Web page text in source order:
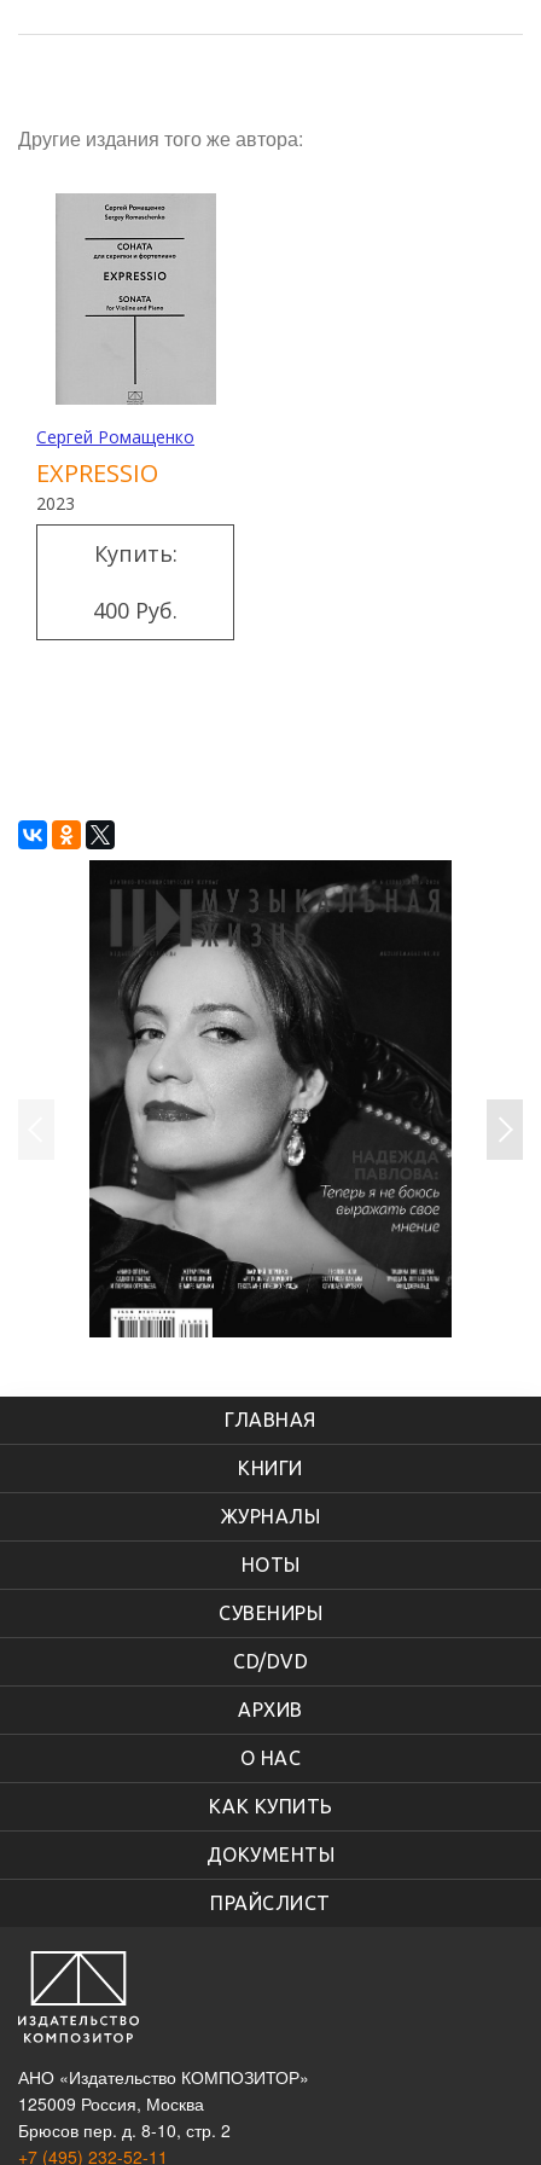
Другие издания того же автора:
Сергей Ромащенко
EXPRESSIO
2023
Купить:
400 Руб.
ГЛАВНАЯ
КНИГИ
ЖУРНАЛЫ
НОТЫ
СУВЕНИРЫ
CD/DVD
АРХИВ
О НАС
КАК КУПИТЬ
ДОКУМЕНТЫ
ПРАЙСЛИСТ
АНО «Издательство КОМПОЗИТОР»
125009 Россия, Москва
Брюсов пер. д. 8-10, стр. 2
+7 (495) 232-52-11